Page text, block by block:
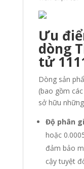
Ưu
dòng
tử
Dòng sản
(bao gồm
sở hữu
Độ phân
hoặc
đảm bảo
cậy tuyệt